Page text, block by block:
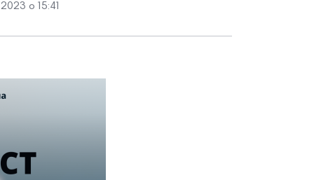
о 15:41